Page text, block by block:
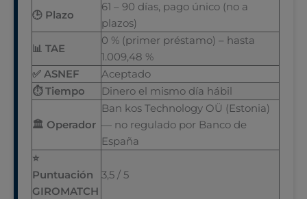
🕒 Plazo
61 – 90 días, pago único (no a
plazos)
📊 TAE
0 % (primer préstamo) – hasta
1.009,48 %
✅ ASNEF
Aceptado
⏱ Tiempo
Dinero el mismo día hábil
🏛 Operador
Ban kos Technology OÜ (Estonia)
— no regulado por Banco de
España
⭐
Puntuación
GIROMATCH
3,5 / 5